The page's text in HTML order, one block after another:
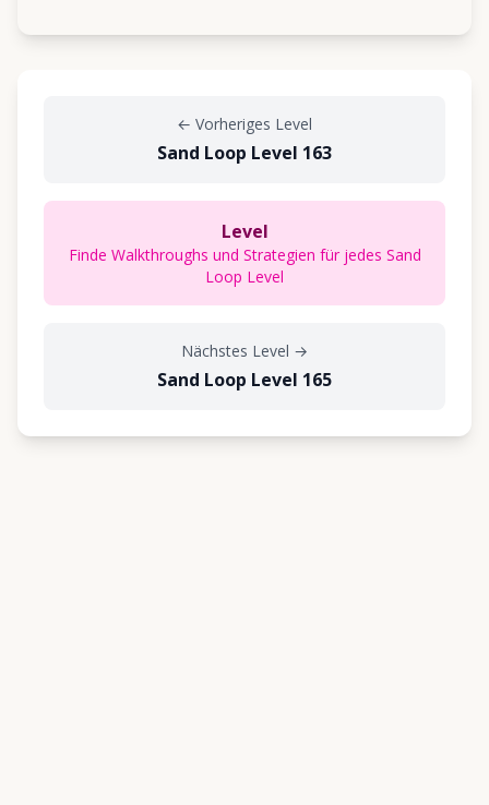
← Vorheriges Level
Sand Loop Level 163
Level
Finde Walkthroughs und Strategien für jedes Sand
Loop Level
Nächstes Level →
Sand Loop Level 165